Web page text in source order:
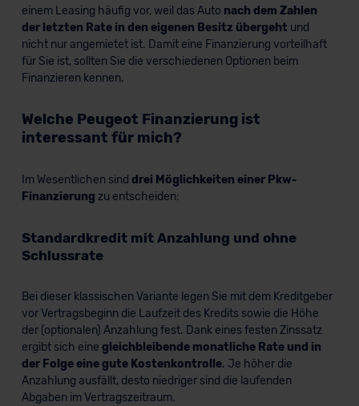
erteilen. Nähere Informationen zu den bestehenden
Datenschutzklauseln können Sie über den Kontakt zu
unserem Datenschutzbeauftragten unter
datenschutz@meinauto.de anfordern.
einem Leasing häufig vor, weil das Auto nach dem Zahlen
der letzten Rate in den eigenen Besitz übergeht und
nicht nur angemietet ist. Damit eine Finanzierung vorteilhaft
für Sie ist, sollten Sie die verschiedenen Optionen beim
Finanzieren kennen.
Welche Peugeot Finanzierung ist
interessant für mich?
Im Wesentlichen sind drei Möglichkeiten einer Pkw-
Finanzierung zu entscheiden:
Standardkredit mit Anzahlung und ohne
Schlussrate
Bei dieser klassischen Variante legen Sie mit dem Kreditgeber
vor Vertragsbeginn die Laufzeit des Kredits sowie die Höhe
der (optionalen) Anzahlung fest. Dank eines festen Zinssatz
ergibt sich eine gleichbleibende monatliche Rate und in
der Folge eine gute Kostenkontrolle. Je höher die
Anzahlung ausfällt, desto niedriger sind die laufenden
Abgaben im Vertragszeitraum.